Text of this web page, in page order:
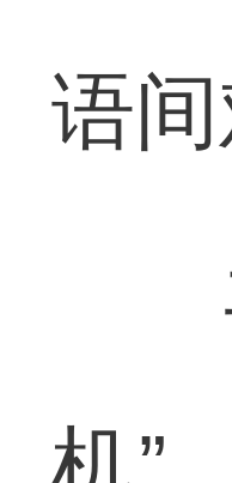
语
丰